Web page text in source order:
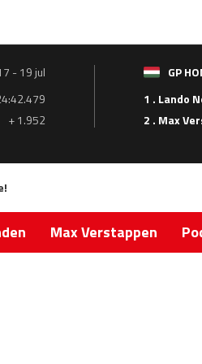
- 19 jul
+ 1.952
GP
1 . Lando
2 . Max
Max Verstappen